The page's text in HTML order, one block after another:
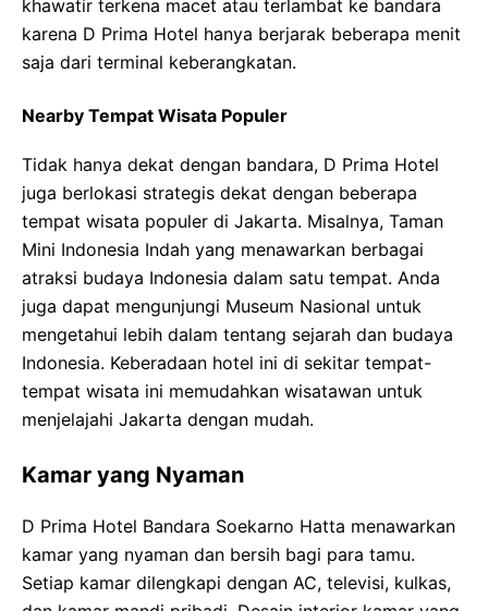
khawatir terkena macet atau terlambat ke bandara
karena D Prima Hotel hanya berjarak beberapa menit
saja dari terminal keberangkatan.
Nearby Tempat Wisata Populer
Tidak hanya dekat dengan bandara, D Prima Hotel
juga berlokasi strategis dekat dengan beberapa
tempat wisata populer di Jakarta. Misalnya, Taman
Mini Indonesia Indah yang menawarkan berbagai
atraksi budaya Indonesia dalam satu tempat. Anda
juga dapat mengunjungi Museum Nasional untuk
mengetahui lebih dalam tentang sejarah dan budaya
Indonesia. Keberadaan hotel ini di sekitar tempat-
tempat wisata ini memudahkan wisatawan untuk
menjelajahi Jakarta dengan mudah.
Kamar yang Nyaman
D Prima Hotel Bandara Soekarno Hatta menawarkan
kamar yang nyaman dan bersih bagi para tamu.
Setiap kamar dilengkapi dengan AC, televisi, kulkas,